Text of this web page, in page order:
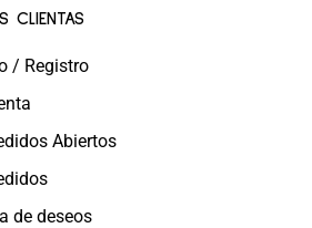
CLIENTAS
/ Registro
Abiertos
de deseos